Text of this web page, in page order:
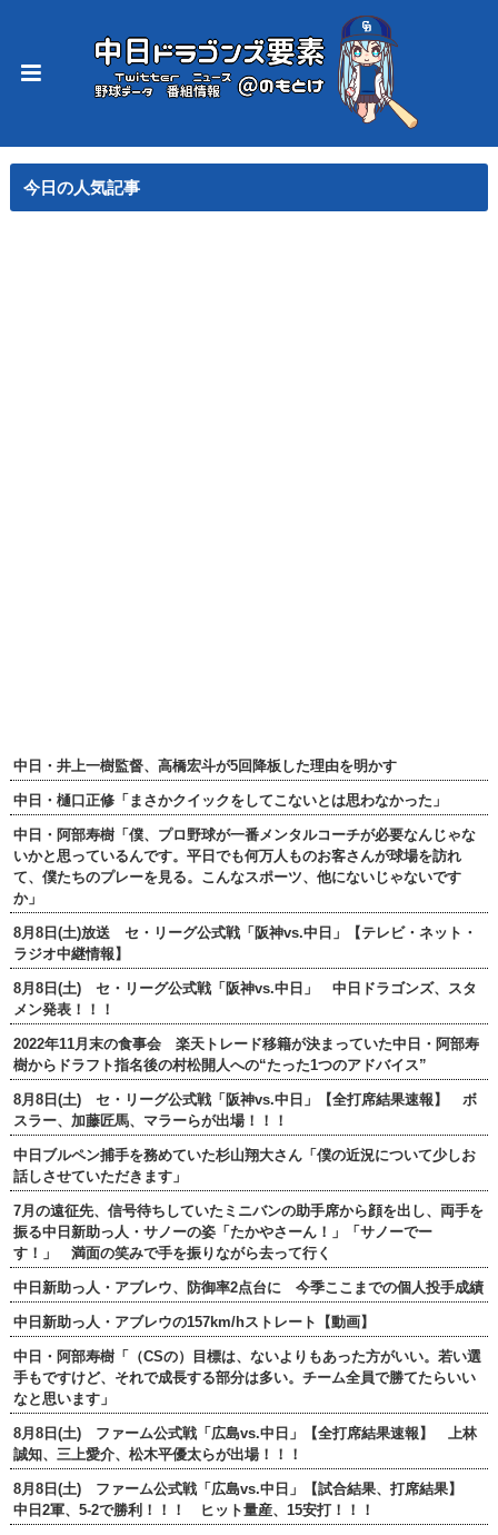
今日の人気記事
中日・井上一樹監督、高橋宏斗が5回降板した理由を明かす
中日・樋口正修「まさかクイックをしてこないとは思わなかった」
中日・阿部寿樹「僕、プロ野球が一番メンタルコーチが必要なんじゃな
いかと思っているんです。平日でも何万人ものお客さんが球場を訪れ
て、僕たちのプレーを見る。こんなスポーツ、他にないじゃないです
か」
8月8日(土)放送 セ・リーグ公式戦「阪神vs.中日」【テレビ・ネット・
ラジオ中継情報】
8月8日(土) セ・リーグ公式戦「阪神vs.中日」 中日ドラゴンズ、スタ
メン発表！！！
2022年11月末の食事会 楽天トレード移籍が決まっていた中日・阿部寿
樹からドラフト指名後の村松開人への“たった1つのアドバイス”
8月8日(土) セ・リーグ公式戦「阪神vs.中日」【全打席結果速報】 ボ
スラー、加藤匠馬、マラーらが出場！！！
中日ブルペン捕手を務めていた杉山翔大さん「僕の近況について少しお
話しさせていただきます」
7月の遠征先、信号待ちしていたミニバンの助手席から顔を出し、両手を
振る中日新助っ人・サノーの姿「たかやさーん！」「サノーでー
す！」 満面の笑みで手を振りながら去って行く
中日新助っ人・アブレウ、防御率2点台に 今季ここまでの個人投手成績
中日新助っ人・アブレウの157km/hストレート【動画】
中日・阿部寿樹「（CSの）目標は、ないよりもあった方がいい。若い選
手もですけど、それで成長する部分は多い。チーム全員で勝てたらいい
なと思います」
8月8日(土) ファーム公式戦「広島vs.中日」【全打席結果速報】 上林
誠知、三上愛介、松木平優太らが出場！！！
8月8日(土) ファーム公式戦「広島vs.中日」【試合結果、打席結果】
中日2軍、5-2で勝利！！！ ヒット量産、15安打！！！